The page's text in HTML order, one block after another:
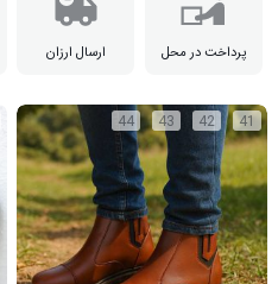
پرداخت در محل ارسال ارزان
41
42
43
44